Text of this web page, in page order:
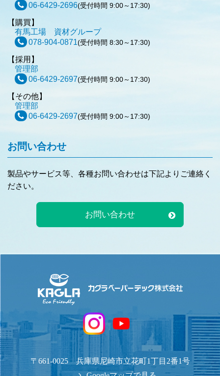
06-6429-2696(受付時間 9:00～17:30)
【購買】
有馬工場 資材グループ
078-904-0871(受付時間 8:30～17:30)
【採用】
管理部
06-6429-2697(受付時間 9:00～17:30)
【その他】
管理部
06-6429-2697(受付時間 9:00～17:30)
お問い合わせ
製品やサービス等、各種お問い合わせは下記よりご連絡く
ださい。
お問い合わせ
〒661-0025 兵庫県尼崎市立花町1丁目2番1号